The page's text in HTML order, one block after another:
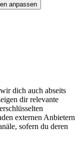
anpassen
dich auch abseits
dir relevante
externen Anbietern
sofern du deren